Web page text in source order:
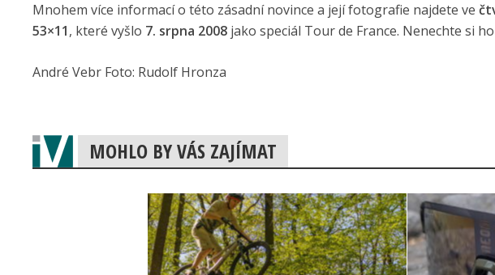
Mnohem více informací o této zásadní novince a její fotografie najdete ve
53×11, které vyšlo 7. srpna 2008 jako speciál Tour de France. Nenechte si
André Vebr Foto: Rudolf Hronza
MOHLO BY VÁS ZAJÍMAT